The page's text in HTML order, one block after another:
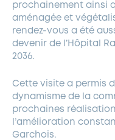
prochainement ainsi
aménagée et
rendez-vous a été
devenir de l’Hôpital
2036.
Cette visite a permis
dynamisme de la
prochaines
l’amélioration
Garchois.